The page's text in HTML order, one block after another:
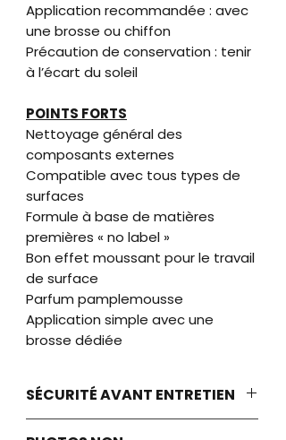
Application recommandée : avec
une brosse ou chiffon
Précaution de conservation : tenir
à l’écart du soleil
POINTS FORTS
Nettoyage général des
composants externes
Compatible avec tous types de
surfaces
Formule à base de matières
premières « no label »
Bon effet moussant pour le travail
de surface
Parfum pamplemousse
Application simple avec une
brosse dédiée
SÉCURITÉ AVANT ENTRETIEN